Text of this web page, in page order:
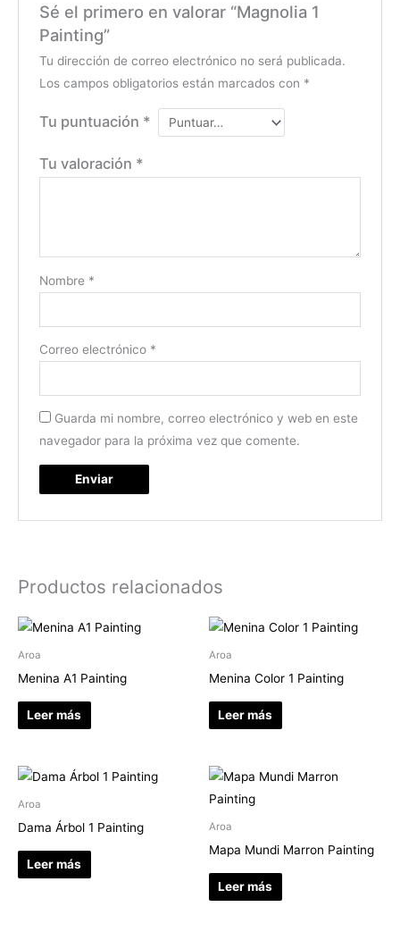
Sé el primero en valorar “Magnolia 1
Painting”
Tu dirección de correo electrónico no será publicada.
Los campos obligatorios están marcados con *
Tu puntuación *
Tu valoración *
Nombre *
Correo electrónico *
Guarda mi nombre, correo electrónico y web en este
navegador para la próxima vez que comente.
Productos relacionados
Aroa
Menina A1 Painting
Leer más
Aroa
Menina Color 1 Painting
Leer más
Aroa
Dama Árbol 1 Painting
Leer más
Aroa
Mapa Mundi Marron Painting
Leer más